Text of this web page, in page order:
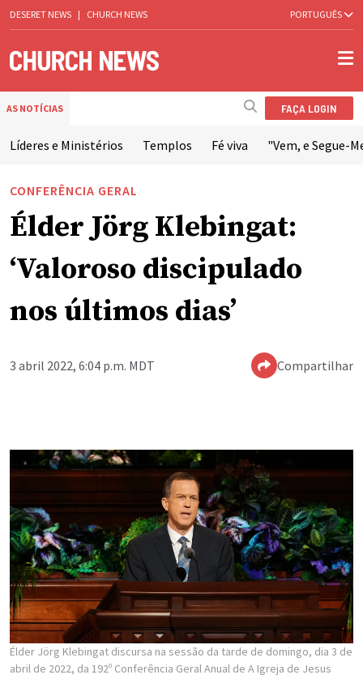
DESERET NEWS | CHURCH NEWS PORTUGUÊS
AS NOTÍCIAS FAÇA LOGIN
Líderes e Ministérios Templos Fé viva "Vem, e Segue-
CONFERÊNCIA GERAL
Élder Jörg Klebingat:
‘Valoroso discipulado
nos últimos dias’
3 abril 2022, 6:04 p.m. MDT Compartilhar
Élder Jörg Klebingat discursa na sessão da tarde de domingo, dia 3 de
abril de 2022, da 192º Conferência Geral Anual de A Igreja de Jesus